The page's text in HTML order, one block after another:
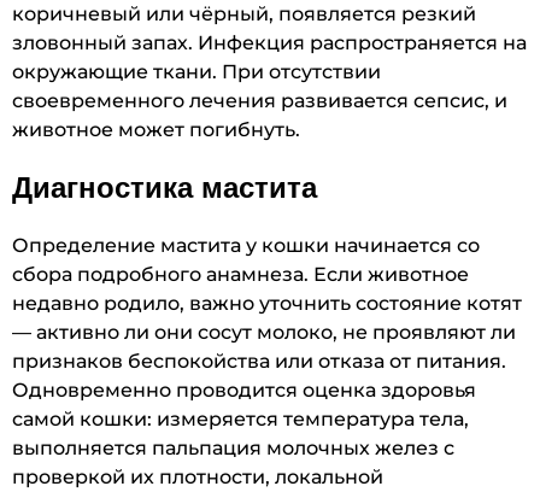
коричневый или чёрный, появляется резкий
зловонный запах. Инфекция распространяется на
окружающие ткани. При отсутствии
своевременного лечения развивается сепсис, и
животное может погибнуть.
Диагностика мастита
Определение мастита у кошки начинается со
сбора подробного анамнеза. Если животное
недавно родило, важно уточнить состояние котят
— активно ли они сосут молоко, не проявляют ли
признаков беспокойства или отказа от питания.
Одновременно проводится оценка здоровья
самой кошки: измеряется температура тела,
выполняется пальпация молочных желез с
проверкой их плотности, локальной